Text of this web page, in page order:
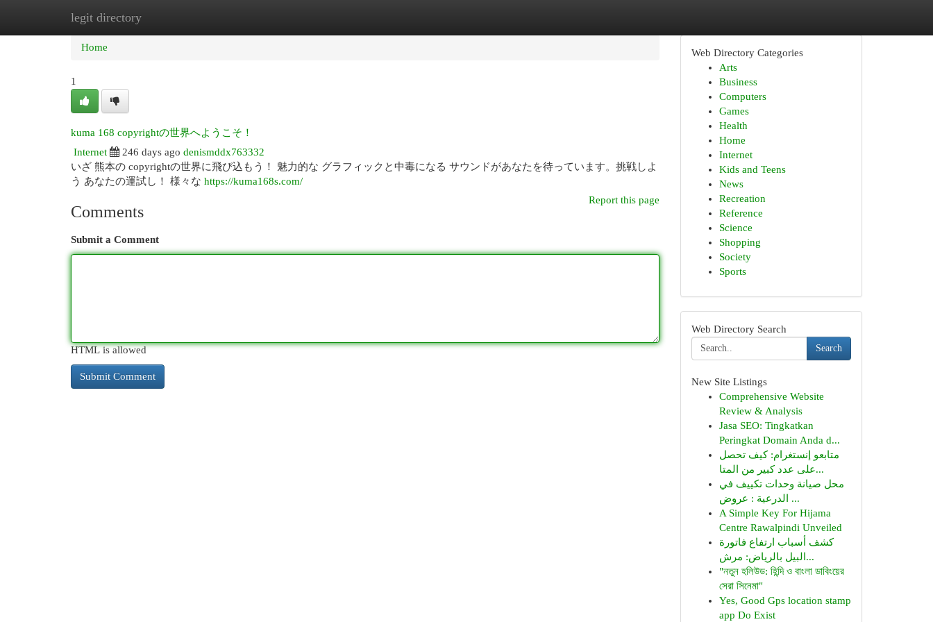
legit directory
Home New Site Listings
Home
1
kuma 168 copyrightの世界へようこそ！
Internet
246 days ago denismddx763332
いざ 熊本の copyrightの世界に飛び込もう！ 魅力的な グラフィックと中毒になる サウンドがあなたを待っています。挑戦しよ
う あなたの運試し！ 様々な https://kuma168s.com/
Report this page
Comments
Submit a Comment
HTML is allowed
Web Directory Categories
Arts
Business
Computers
Games
Health
Home
Internet
Kids and Teens
News
Recreation
Reference
Science
Shopping
Society
Sports
Web Directory Search
Search
New Site Listings
Comprehensive Website
Review & Analysis
Jasa SEO: Tingkatkan
Peringkat Domain Anda d...
متابعو إنستغرام: كيف تحصل
على عدد كبير من المتا...
محل صيانة وحدات تكييف في
الدرعية : عروض ...
A Simple Key For Hijama
Centre Rawalpindi Unveiled
كشف أسباب ارتفاع فاتورة
البيل بالرياض: مرش...
"নতুন হলিউড: হিন্দি ও বাংলা ডাবিংয়ের
সেরা সিনেমা"
Yes, Good Gps location stamp
app Do Exist